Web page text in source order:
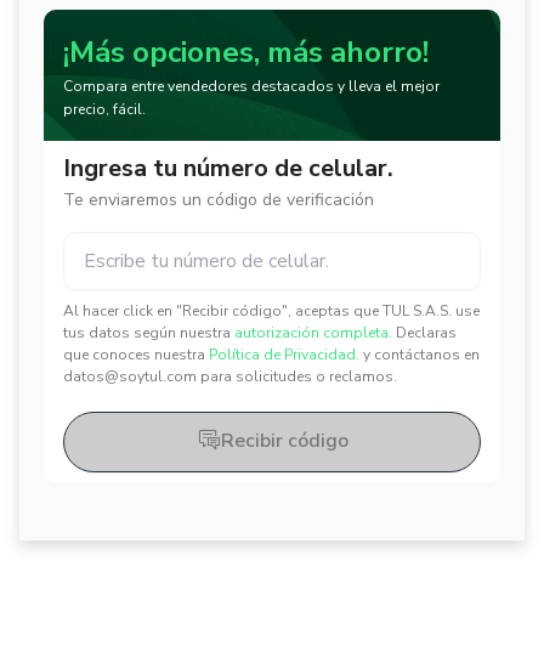
¡Más opciones, más ahorro!
Compara entre vendedores destacados y lleva el mejor
precio, fácil.
Ingresa tu número de celular.
Te enviaremos un código de verificación
Al hacer click en "Recibir código", aceptas que TUL S.A.S. use
tus datos según nuestra autorización completa. Declaras
que conoces nuestra Política de Privacidad. y contáctanos en
datos@soytul.com para solicitudes o reclamos.
✕
✕
Recibir código